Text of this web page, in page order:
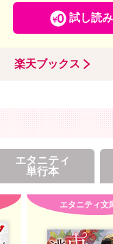
試し読み
楽天ブックス
エタニティ
単行本
エタニティ文